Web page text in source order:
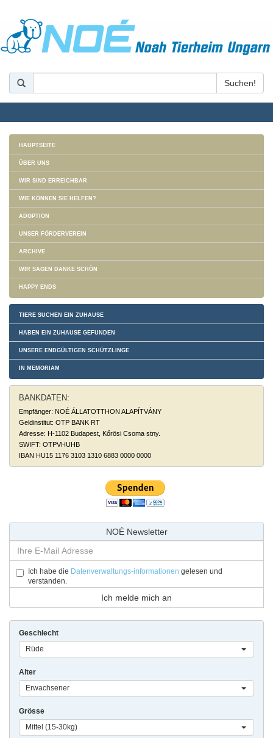
HAUPTSEITE
ÜBER UNS
WIR SIND ERREICHBAR
WIE KÖNNEN SIE HELFEN?
ADOPTION
UNSER FÖRDERVEREIN
ARCHIVE
WIR SAGEN DANKE SCHÖN
HAPPY ENDS
TIERE SUCHEN EIN ZUHAUSE
HABEN EIN ZUHAUSE GEFUNDEN
UNSERE ENDGÜLTIGEN SCHÜTZLINGE
IN MEMORIAM
BANKDATEN:
Empfänger: NOÉ ÁLLATOTTHON ALAPÍTVÁNY
Geldinstitut: OTP BANK RT
Adresse: H-1102 Budapest, Kőrösi Csoma stny.
SWIFT: OTPVHUHB
IBAN HU15 1176 3103 1310 6883 0000 0000
NOÉ Newsletter
Ich habe die Datenverwaltungs-informationen gelesen und
verstanden.
Geschlecht
Rüde
Alter
Erwachsener
Grösse
Mittel (15-30kg)